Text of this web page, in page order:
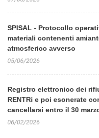
SPISAL - Protocollo
materiali contenenti
atmosferico avverso
05/06/2026
Registro elettronico dei
RENTRi e poi esonerate
cancellarsi entro il 30
06/02/2026